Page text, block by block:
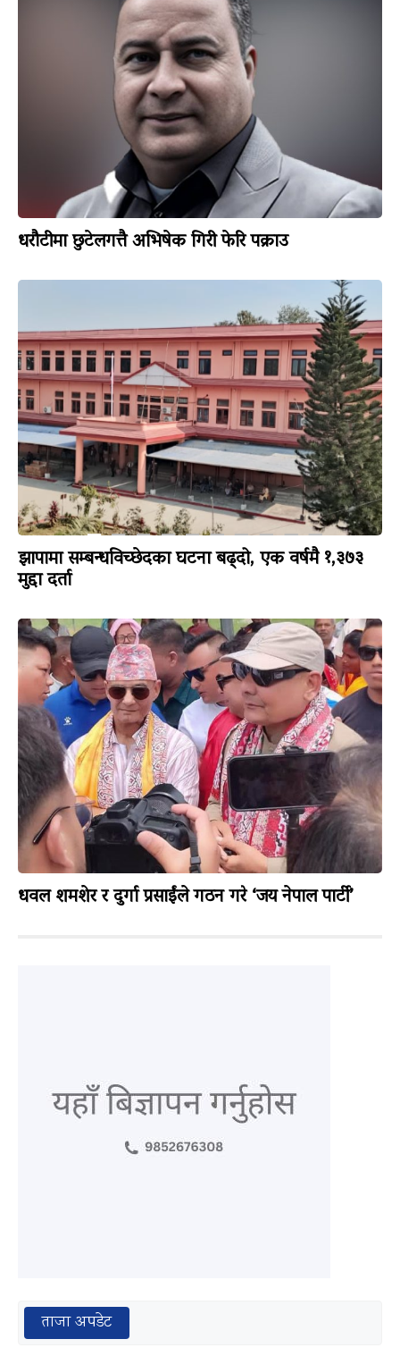
धरौटीमा छुटेलगत्तै अभिषेक गिरी फेरि पक्राउ
झापामा सम्बन्धविच्छेदका घटना बढ्दो, एक वर्षमै १,३७३
मुद्दा दर्ता
धवल शमशेर र दुर्गा प्रसाईंले गठन गरे ‘जय नेपाल पार्टी’
ताजा अपडेट